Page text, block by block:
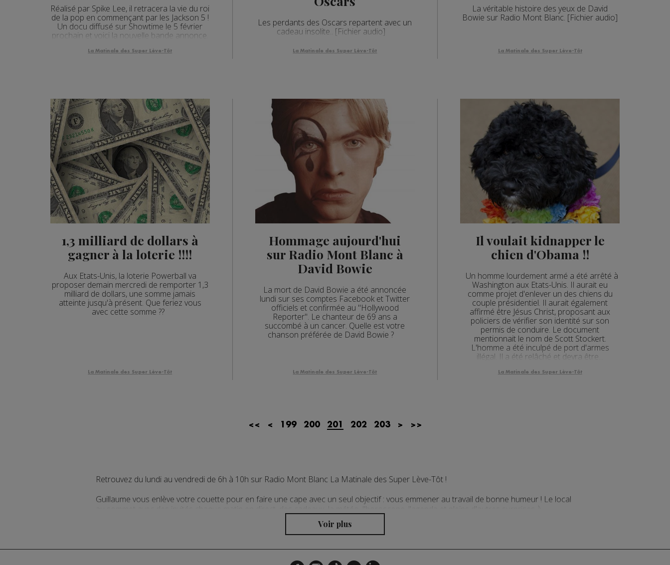
Réalisé par Spike Lee, il retracera la vie du roi
de la pop en commençant par les Jackson 5 !
Un docu diffusé sur Showtime le 5 février
prochain et voici la nouvelle bande annonce.
La Matinale des Super Lève-Tôt
Les perdants des Oscars repartent avec un
cadeau insolite.. [Fichier audio]
La Matinale des Super Lève-Tôt
La véritable histoire des yeux de David
Bowie sur Radio Mont Blanc. [Fichier audio]
La Matinale des Super Lève-Tôt
1,3 milliard de dollars à
gagner à la loterie !!!!
Aux Etats-Unis, la loterie Powerball va
proposer demain mercredi de remporter 1,3
milliard de dollars, une somme jamais
atteinte jusqu'à présent. Que feriez vous
avec cette somme ??
La Matinale des Super Lève-Tôt
Hommage aujourd'hui
sur Radio Mont Blanc à
David Bowie
La mort de David Bowie a été annoncée
lundi sur ses comptes Facebook et Twitter
officiels et confirmée au "Hollywood
Reporter". Le chanteur de 69 ans a
succombé à un cancer. Quelle est votre
chanson préférée de David Bowie ?
La Matinale des Super Lève-Tôt
Il voulait kidnapper le
chien d'Obama !!
Un homme lourdement armé a été arrêté à
Washington aux Etats-Unis. Il aurait eu
comme projet d'enlever un des chiens du
couple présidentiel. Il aurait également
affirmé être Jésus Christ, proposant aux
policiers de vérifier son identité sur son
permis de conduire. Le document
mentionnait le nom de Scott Stockert.
L'homme a été inculpé de port d'armes
illégal. Il a été relâché et devra être...
La Matinale des Super Lève-Tôt
<< < 199 200 201 202 203 > >>
Retrouvez du lundi au vendredi de 6h à 10h sur Radio Mont Blanc La Matinale des Super Lève-Tôt !
Guillaume vous enlève votre couette pour en faire une cape avec un seul objectif : vous emmener au travail de bonne humeur ! Le local
au sommet avec des invités chaque matin en direct, des cadeaux, la météo, l'horoscope, l'agenda et pleins d'autres surprises à